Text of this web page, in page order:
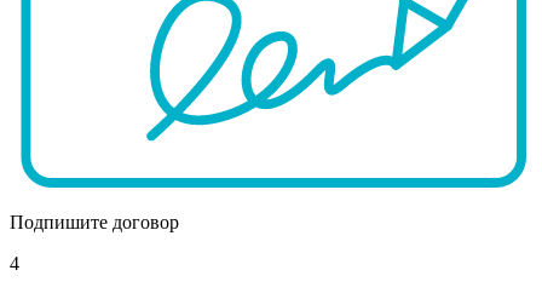
Подпишите договор
4